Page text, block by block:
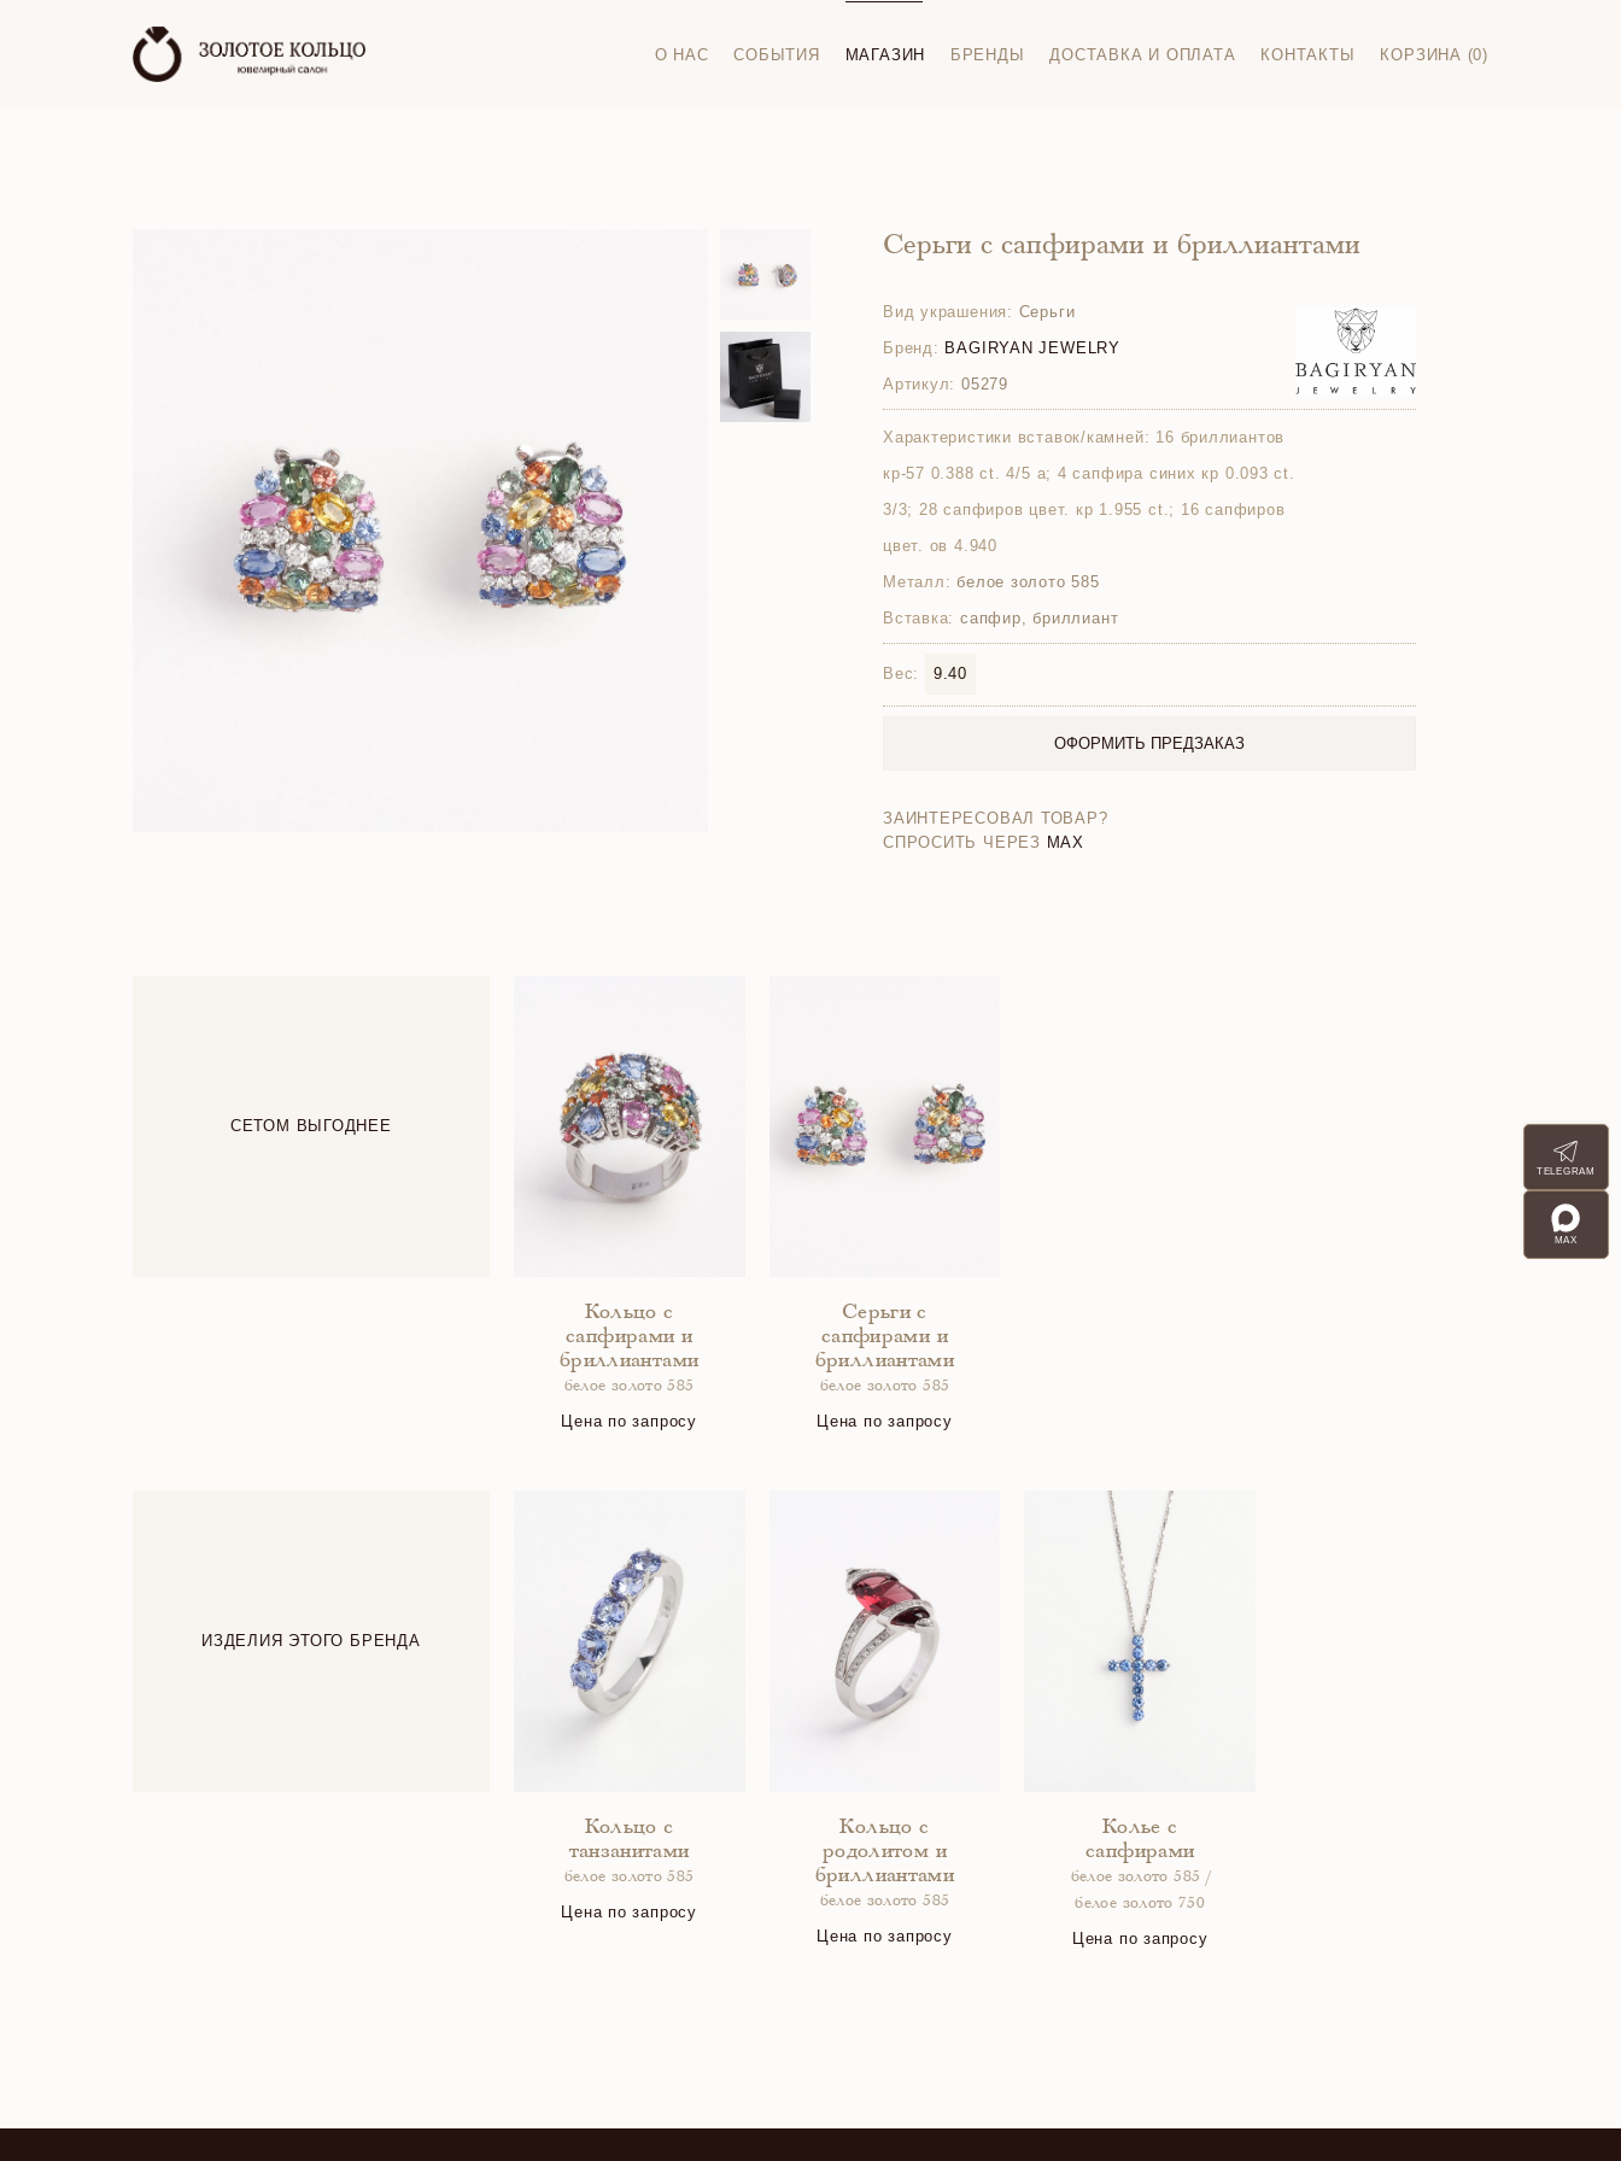
О НАС СОБЫТИЯ МАГАЗИН БРЕНДЫ ДОСТАВКА И ОПЛАТА КОНТАКТЫ КОРЗИНА (0)
Серьги с сапфирами и бриллиантами
Вид украшения: Серьги
Бренд: BAGIRYAN JEWELRY
Артикул: 05279
Характеристики вставок/камней: 16 бриллиантов
кр-57 0.388 ct. 4/5 а; 4 сапфира синих кр 0.093 ct.
3/3; 28 сапфиров цвет. кр 1.955 ct.; 16 сапфиров
цвет. ов 4.940
Металл: белое золото 585
Вставка: сапфир, бриллиант
Вес: 9.40
ОФОРМИТЬ ПРЕДЗАКАЗ
ЗАИНТЕРЕСОВАЛ ТОВАР?
СПРОСИТЬ ЧЕРЕЗ MAX
СЕТОМ ВЫГОДНЕЕ
Кольцо с
сапфирами и
бриллиантами
белое золото 585
Цена по запросу
Серьги с
сапфирами и
бриллиантами
белое золото 585
Цена по запросу
ИЗДЕЛИЯ ЭТОГО БРЕНДА
Кольцо c
танзанитами
белое золото 585
Цена по запросу
Кольцо с
родолитом и
бриллиантами
белое золото 585
Цена по запросу
Колье с
сапфирами
белое золото 585 /
белое золото 750
Цена по запросу
TELEGRAM
MAX